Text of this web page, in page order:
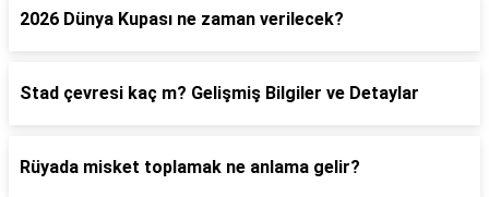
2026 Dünya Kupası ne zaman verilecek?
Stad çevresi kaç m? Gelişmiş Bilgiler ve Detaylar
Rüyada misket toplamak ne anlama gelir?